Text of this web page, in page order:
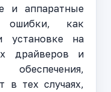
и аппаратные
ошибки, как
установке на
драйверов и
обеспечения,
в тех случаях,